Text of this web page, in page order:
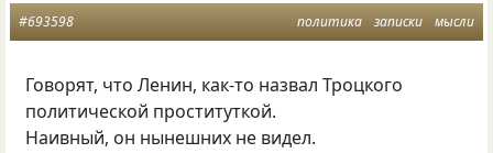
политика записки мысли
#693598
Говорят, что Ленин, как-то назвал Троцкого
политической проституткой.
Наивный, он нынешних не видел.